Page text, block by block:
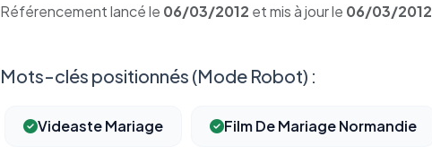
Référencement lancé le 06/03/2012 et mis à jour le 06/03/2012
Mots-clés positionnés (Mode Robot) :
Videaste Mariage Film De Mariage Normandie